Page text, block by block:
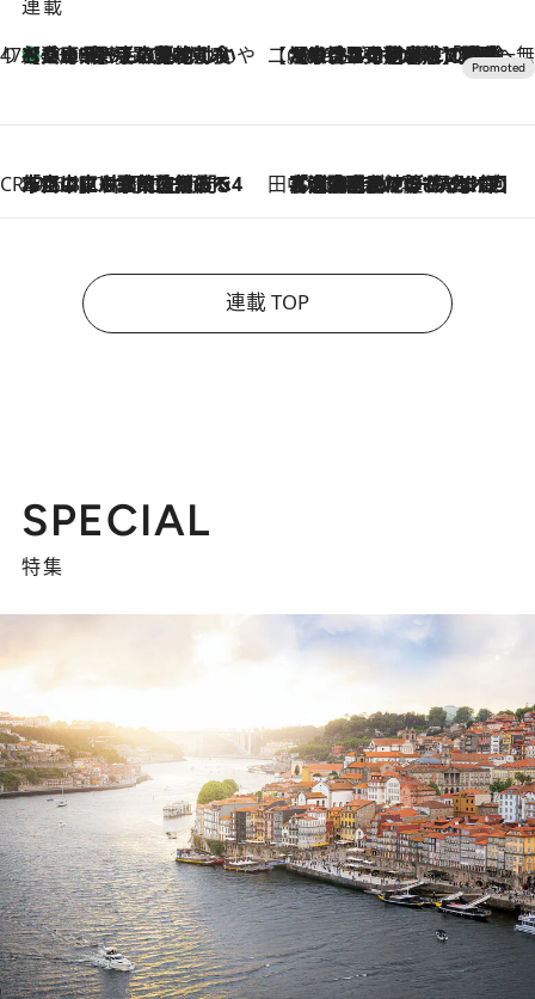
連載
47都道府県の手みやげ ひんやりスイーツで夏を満喫
2026.8.8
【兵庫県】この夏絶対食べたい 冷やしておいしいおやつ3選 淡路島の恵みをジェラートに集約 【CREA×星野リゾート】唯一無二。癒しと発見が待つ場所へ
2026.8.7
【トンボの足水浴】ヒノキの香りに包まれて涼感マックス！約13℃の湧水かけ流しを避暑地「星野温泉 トンボの湯」で体験
CREA'S CHOICE
2026.8.7
「立川にも歌舞伎があるんだよ」 片岡仁左衛門・市川中車ら豪華座組みで4年目の立川立飛歌舞伎へ 田中稲の勝手に再ブーム
2026.8.7
「湘南乃風に憧れて」観客大盛上がりの“タオル回し”に、ラッパー顔負けの高速歌唱まで…さだまさし（74）のアグレッシブすぎる現在地
連載 TOP
SPECIAL
特集